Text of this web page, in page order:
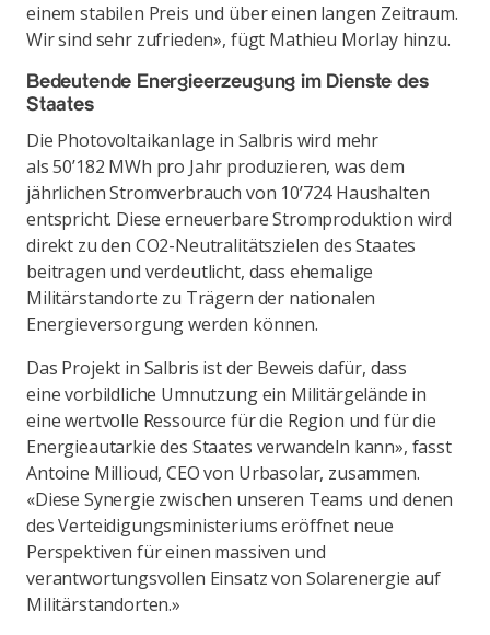
einem stabilen Preis und über einen langen Zeitraum.
Wir sind sehr zufrieden», fügt Mathieu Morlay hinzu.
Bedeutende Energieerzeugung im Dienste des
Staates
Die Photovoltaikanlage in Salbris wird mehr
als 50’182 MWh pro Jahr produzieren, was dem
jährlichen Stromverbrauch von 10’724 Haushalten
entspricht. Diese erneuerbare Stromproduktion wird
direkt zu den CO2-Neutralitätszielen des Staates
beitragen und verdeutlicht, dass ehemalige
Militärstandorte zu Trägern der nationalen
Energieversorgung werden können.
Das Projekt in Salbris ist der Beweis dafür, dass
eine vorbildliche Umnutzung ein Militärgelände in
eine wertvolle Ressource für die Region und für die
Energieautarkie des Staates verwandeln kann», fasst
Antoine Millioud, CEO von Urbasolar, zusammen.
«Diese Synergie zwischen unseren Teams und denen
des Verteidigungsministeriums eröffnet neue
Perspektiven für einen massiven und
verantwortungsvollen Einsatz von Solarenergie auf
Militärstandorten.»